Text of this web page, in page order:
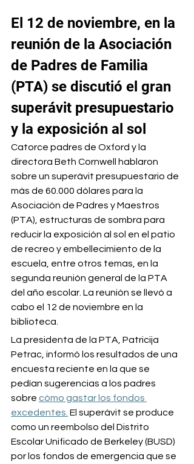
El 12 de noviembre, en la
reunión de la Asociación
de Padres de Familia
(PTA) se discutió el gran
superávit presupuestario
y la exposición al sol
Catorce padres de Oxford y la
directora Beth Cornwell hablaron
sobre un superávit presupuestario de
más de 60.000 dólares para la
Asociación de Padres y Maestros
(PTA), estructuras de sombra para
reducir la exposición al sol en el patio
de recreo y embellecimiento de la
escuela, entre otros temas, en la
segunda reunión general de la PTA
del año escolar. La reunión se llevó a
cabo el 12 de noviembre en la
biblioteca.
La presidenta de la PTA, Patricija
Petrac, informó los resultados de una
encuesta reciente en la que se
pedían sugerencias a los padres
sobre cómo gastar los fondos
excedentes. El superávit se produce
como un reembolso del Distrito
Escolar Unificado de Berkeley (BUSD)
por los fondos de emergencia que se